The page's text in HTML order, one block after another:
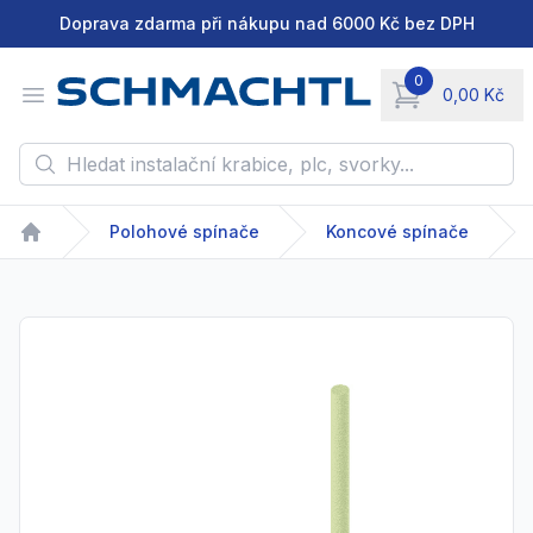
Doprava zdarma při nákupu nad 6000 Kč bez DPH
Open menu
0
0,00 Kč
items in cart,
Hledat instalační krabice, plc, svorky...
Home
Polohové spínače Koncové spínače